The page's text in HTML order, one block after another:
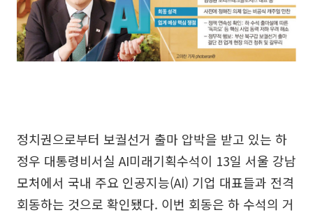
정치권으로부터 보궐선거 출마 압박을 받고 있는 하
정우 대통령비서실 AI미래기획수석이 13일 서울 강남
모처에서 국내 주요 인공지능(AI) 기업 대표들과 전격
회동하는 것으로 확인됐다. 이번 회동은 하 수석의 거